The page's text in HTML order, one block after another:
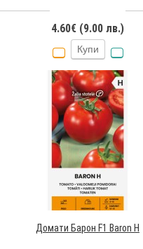
4.60€ (9.00 лв.)
Купи
Домати Барон F1 Baron H